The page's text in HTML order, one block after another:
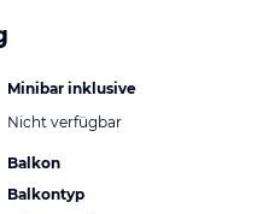
Minibar inklusive
Nicht verfügbar
Balkon
Balkontyp